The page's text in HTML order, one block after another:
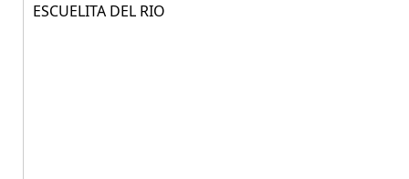
ESCUELITA DEL RIO